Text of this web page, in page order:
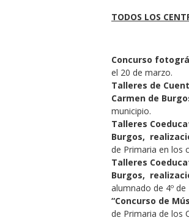
TODOS LOS
Concurso
el 20 de marzo.
Talleres de
Carmen de
municipio.
Talleres
Burgos,
de Primaria en los
Talleres
Burgos,
alumnado de 4º
“Concurso de
de Primaria de los